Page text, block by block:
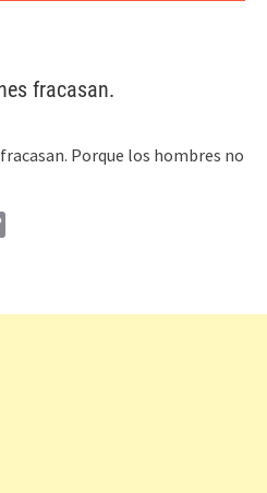
fracasan.
Porque los hombres no